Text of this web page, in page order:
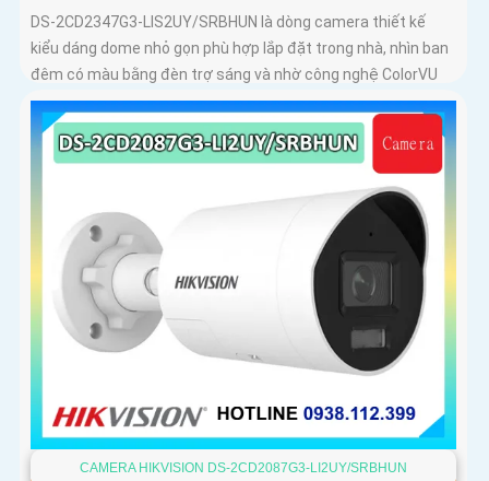
DS-2CD2347G3-LIS2UY/SRBHUN là dòng camera thiết kế
kiểu dáng dome nhỏ gọn phù hợp lắp đặt trong nhà, nhìn ban
đêm có màu bằng đèn trợ sáng và nhờ công nghệ ColorVU
HikAI-ISP, có tính năng AI giúp nhận diện người và phương
tiện, tích hợp micro kép
CAMERA HIKVISION DS-2CD2087G3-LI2UY/SRBHUN